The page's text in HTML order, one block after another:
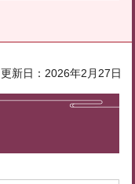
更新日：2026年2月27日